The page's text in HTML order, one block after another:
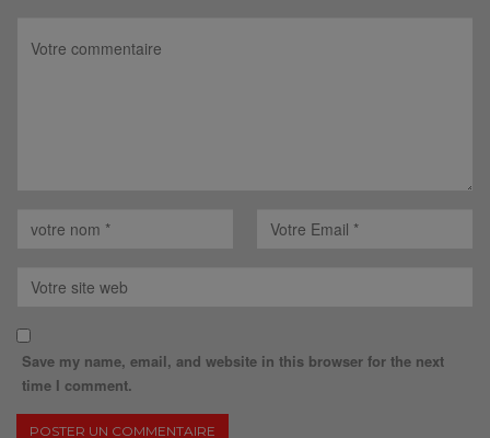
Save my name, email, and website in this browser for the next
time I comment.